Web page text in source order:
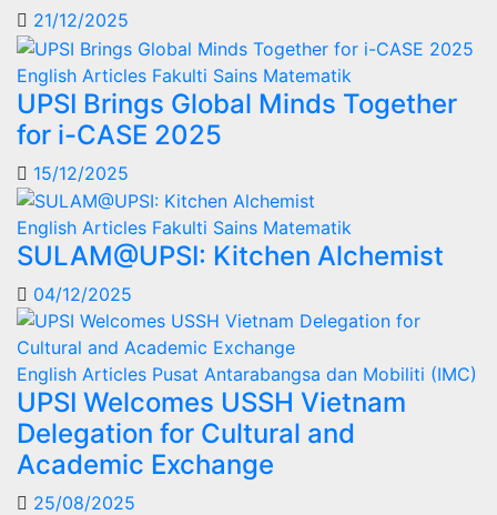
21/12/2025
English Articles Fakulti Sains Matematik
UPSI Brings Global Minds Together
for i-CASE 2025
15/12/2025
English Articles Fakulti Sains Matematik
SULAM@UPSI: Kitchen Alchemist
04/12/2025
English Articles Pusat Antarabangsa dan Mobiliti (IMC)
UPSI Welcomes USSH Vietnam
Delegation for Cultural and
Academic Exchange
25/08/2025